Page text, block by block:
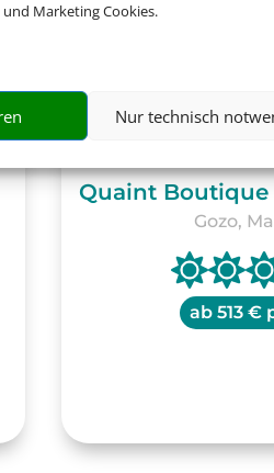
Marketing Cookies.
Nur technisch
Quaint Boutique
Gozo,
ab 513 €